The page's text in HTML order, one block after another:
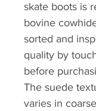
skate boots is
bovine
sorted and
quality by
before
The suede
varies in